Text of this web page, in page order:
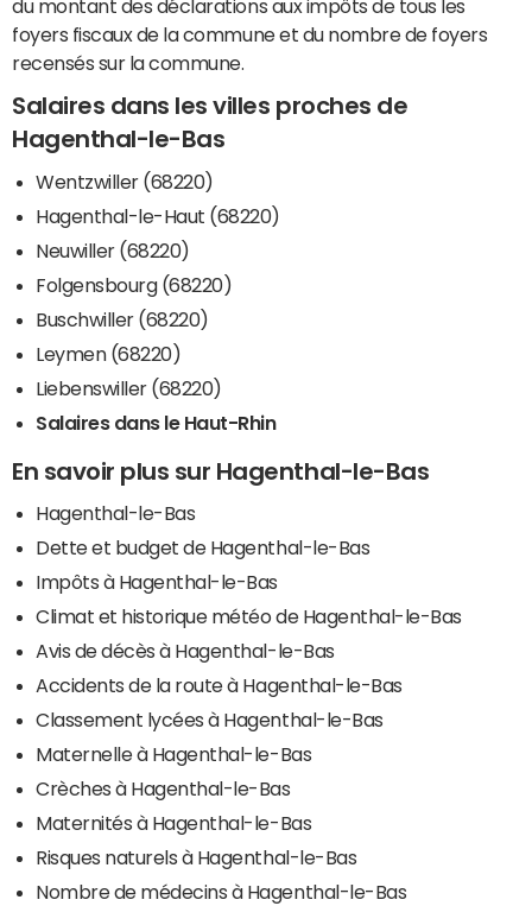
du montant des déclarations aux impôts de tous les
foyers fiscaux de la commune et du nombre de foyers
recensés sur la commune.
Salaires dans les villes proches de
Hagenthal-le-Bas
Wentzwiller (68220)
Hagenthal-le-Haut (68220)
Neuwiller (68220)
Folgensbourg (68220)
Buschwiller (68220)
Leymen (68220)
Liebenswiller (68220)
Salaires dans le Haut-Rhin
En savoir plus sur Hagenthal-le-Bas
Hagenthal-le-Bas
Dette et budget de Hagenthal-le-Bas
Impôts à Hagenthal-le-Bas
Climat et historique météo de Hagenthal-le-Bas
Avis de décès à Hagenthal-le-Bas
Accidents de la route à Hagenthal-le-Bas
Classement lycées à Hagenthal-le-Bas
Maternelle à Hagenthal-le-Bas
Crèches à Hagenthal-le-Bas
Maternités à Hagenthal-le-Bas
Risques naturels à Hagenthal-le-Bas
Nombre de médecins à Hagenthal-le-Bas